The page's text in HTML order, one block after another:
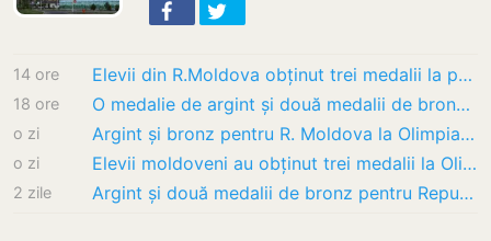
14 ore Elevii din R.Moldova obținut trei medalii la prima participare la Olimpiada Internațională…
18 ore O medalie de argint și două medalii de bronz pentru R. Moldova la Olimpiada Internațională…
o zi Argint și bronz pentru R. Moldova la Olimpiada Internațională de Inteligență Artificială
o zi Elevii moldoveni au obținut trei medalii la Olimpiada Internațională de Inteligență…
2 zile Argint și două medalii de bronz pentru Republica Moldova la Olimpiada Internațională de…